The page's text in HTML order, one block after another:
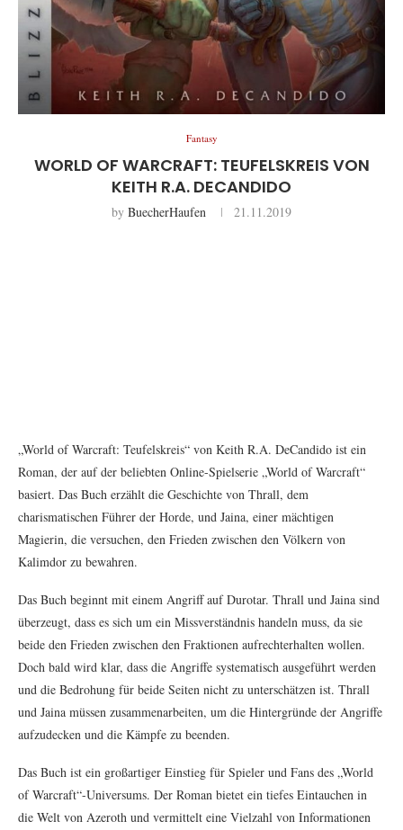
Fantasy
WORLD OF WARCRAFT: TEUFELSKREIS VON
KEITH R.A. DECANDIDO
by BuecherHaufen 21.11.2019
„World of Warcraft: Teufelskreis“ von Keith R.A. DeCandido ist ein
Roman, der auf der beliebten Online-Spielserie „World of Warcraft“
basiert. Das Buch erzählt die Geschichte von Thrall, dem
charismatischen Führer der Horde, und Jaina, einer mächtigen
Magierin, die versuchen, den Frieden zwischen den Völkern von
Kalimdor zu bewahren.
Das Buch beginnt mit einem Angriff auf Durotar. Thrall und Jaina sind
überzeugt, dass es sich um ein Missverständnis handeln muss, da sie
beide den Frieden zwischen den Fraktionen aufrechterhalten wollen.
Doch bald wird klar, dass die Angriffe systematisch ausgeführt werden
und die Bedrohung für beide Seiten nicht zu unterschätzen ist. Thrall
und Jaina müssen zusammenarbeiten, um die Hintergründe der Angriffe
aufzudecken und die Kämpfe zu beenden.
Das Buch ist ein großartiger Einstieg für Spieler und Fans des „World
of Warcraft“-Universums. Der Roman bietet ein tiefes Eintauchen in
die Welt von Azeroth und vermittelt eine Vielzahl von Informationen